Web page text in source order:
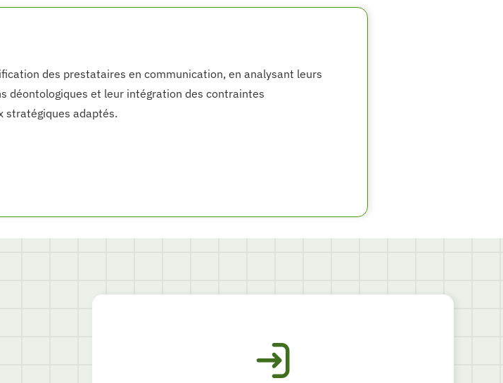
des prestataires en communication, en analysant leurs
déontologiques et leur intégration des contraintes
stratégiques adaptés.